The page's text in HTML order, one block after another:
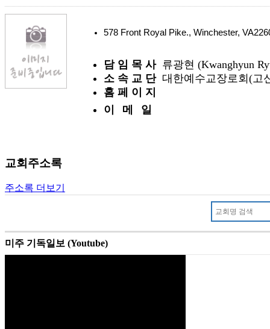
578 Front Royal Pike., Winchester,
담 임 목 사 류광현 (Kwanghyun
소 속 교 단 대한예수교장로회(고
홈 페 이 지
이 메 일
교회주소록
주소록 더보기
미주 기독일보 (Youtube)